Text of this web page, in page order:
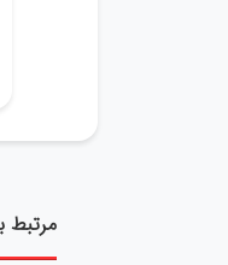
مرتبط